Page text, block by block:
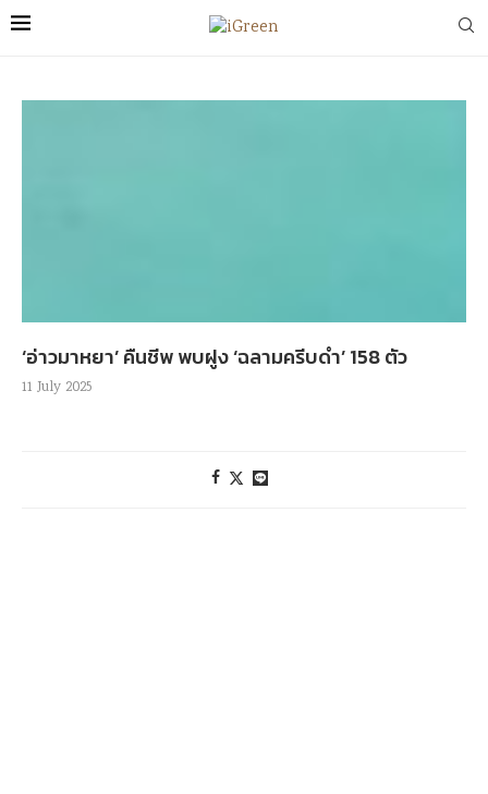
‘อ่าวมาหยา’ คืนชีพ พบฝูง ‘ฉลามครีบดำ’ 158 ตัว
11 July 2025